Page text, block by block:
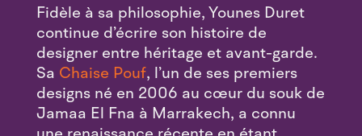
Fidèle à sa philosophie, Younes Duret
continue d’écrire son histoire de
designer entre héritage et avant-garde.
Sa Chaise Pouf, l’un de ses premiers
designs né en 2006 au cœur du souk de
Jamaa El Fna à Marrakech, a connu